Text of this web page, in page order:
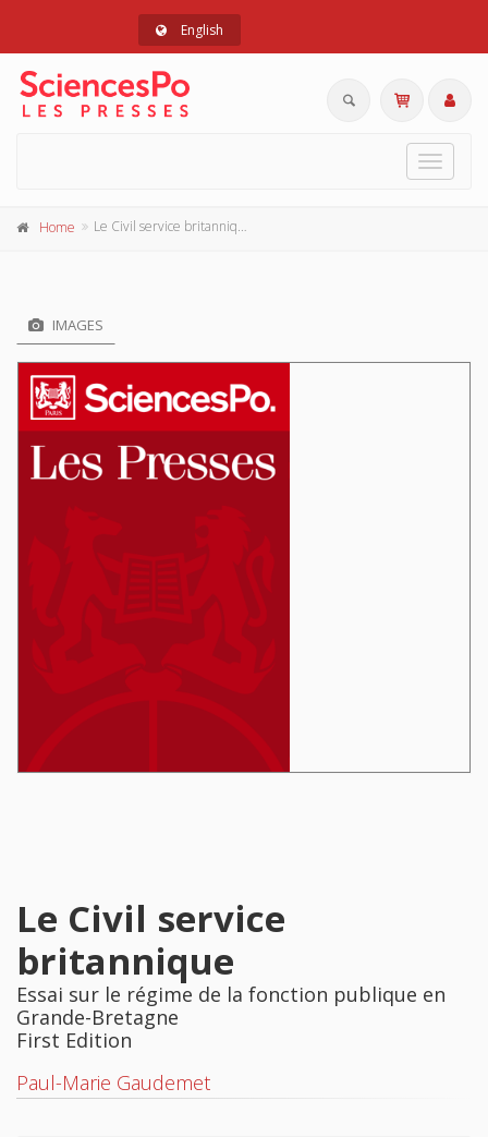
English
Toggle
Home Le Civil service britannique
IMAGES
Le Civil service
britannique
Essai sur le régime de la fonction publique en
Grande-Bretagne
First Edition
Paul-Marie Gaudemet